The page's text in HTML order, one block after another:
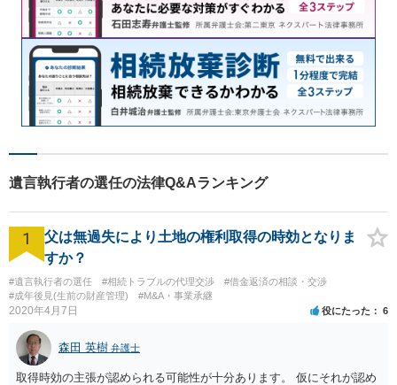
遺言執行者の選任の法律Q&Aランキング
1
父は無過失により土地の権利取得の時効となりま
すか？
#遺言執行者の選任 #相続トラブルの代理交渉
#借金返済の相談・交渉
#成年後見(生前の財産管理)
#M&A・事業承継
2020年4月7日 役にたった 6
森田 英樹 弁護士
取得時効の主張が認められる可能性が十分あります。 仮にそれが認め